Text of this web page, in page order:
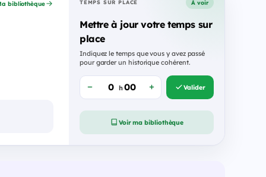
bibliothèque TEMPS SUR PLACE À voir
Mettre à jour votre temps sur
place
Indiquez le temps que vous y avez passé
pour garder un historique cohérent.
h Valider
Voir ma bibliothèque